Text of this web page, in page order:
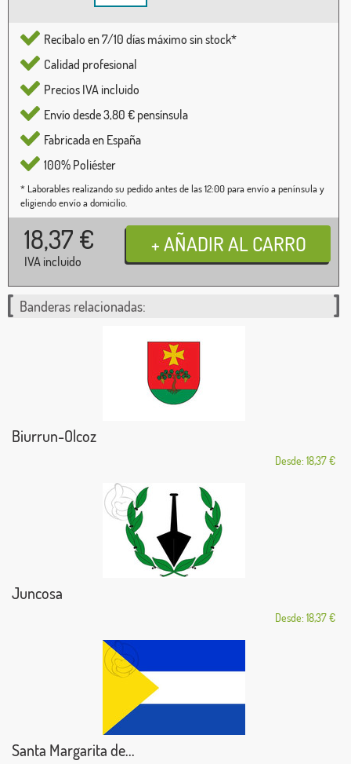
Recíbalo en 7/10 días máximo sin stock*
Calidad profesional
Precios IVA incluido
Envío desde 3,80 € pensínsula
Fabricada en España
100% Poliéster
* Laborables realizando su pedido antes de las 12:00 para envío a península y
eligiendo envío a domicilio.
18,37 €
IVA incluido
Banderas relacionadas:
Biurrun-Olcoz
Desde: 18,37 €
Juncosa
Desde: 18,37 €
Santa Margarita de...